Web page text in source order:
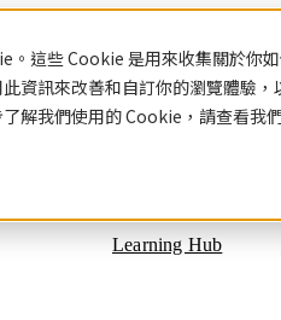
。這些 Cookie 是用來收集關於你
資訊來改善和自訂你的瀏覽體驗
解我們使用的 Cookie，請查看我
Learning Hub